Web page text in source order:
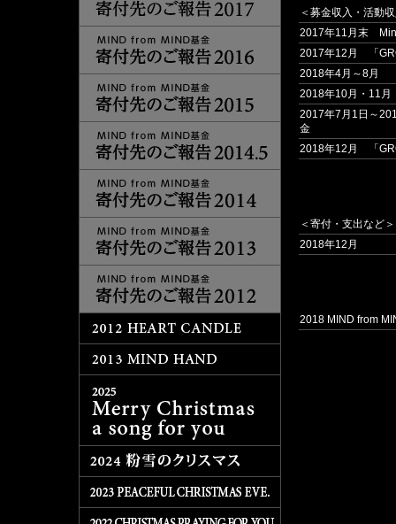
＜募金収入・活動
2017年11月末
2017年12月 「
2018年4月～8月
2018年10月・11
2017年7月1日～
金
2018年12月 「
＜寄付・支出など＞
2018年12月
2018 MIND from